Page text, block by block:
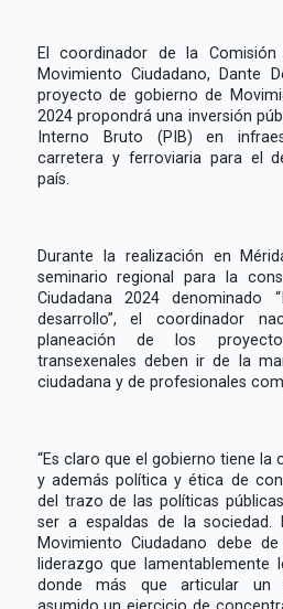
El coordinador de la Comisión
Movimiento Ciudadano, Dante
proyecto de gobierno de
2024 propondrá una inversión
Interno Bruto (PIB) en
carretera y ferroviaria para el
país.
Durante la realización en
seminario regional para la
Ciudadana 2024 denominado
desarrollo”, el coordinador
planeación de los
transexenales deben ir de la
ciudadana y de profesionales
“Es claro que el gobierno tiene la
y además política y ética de
del trazo de las políticas
ser a espaldas de la sociedad.
Movimiento Ciudadano debe
liderazgo que lamentablemente
donde más que articular un
asumido un ejercicio de